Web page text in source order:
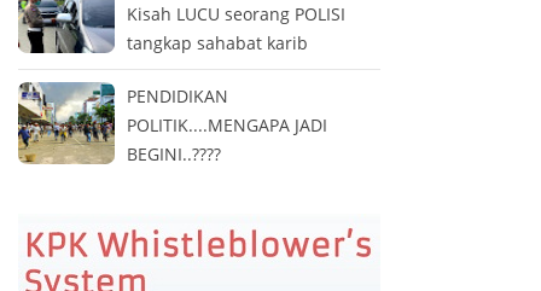
Kisah LUCU seorang POLISI
tangkap sahabat karib
PENDIDIKAN
POLITIK....MENGAPA JADI
BEGINI..????